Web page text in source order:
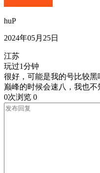
huP
2024年05月25日
江苏
玩过1分钟
很好，可能是我的号比较黑
巅峰的时候会速八，我也
0次浏览 0